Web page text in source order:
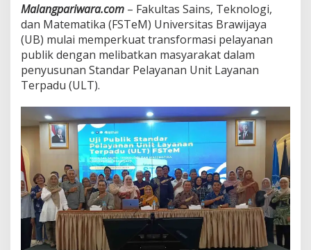
P
e
l
a
y
a
n
,
S
i
a
p
k
a
n
L
a
y
Malangpariwara.com – Fakultas Sains, Teknologi,
dan Matematika (FSTeM) Universitas Brawijaya
(UB) mulai memperkuat transformasi pelayanan
publik dengan melibatkan masyarakat dalam
penyusunan Standar Pelayanan Unit Layanan
Terpadu (ULT).